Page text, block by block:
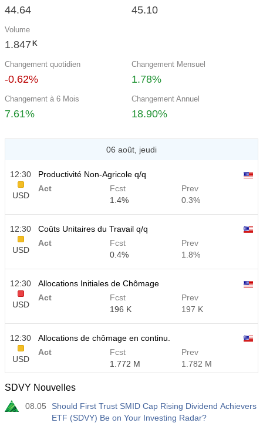
44.64 45.10
Volume
1.847 K
Changement quotidien
-0.62%
Changement Mensuel
1.78%
Changement à 6 Mois
7.61%
Changement Annuel
18.90%
06 août, jeudi
12:30
USD
Productivité Non-Agricole q/q
Act
Fcst
1.4%
Prev
0.3%
12:30
USD
Coûts Unitaires du Travail q/q
Act
Fcst
0.4%
Prev
1.8%
12:30
USD
Allocations Initiales de Chômage
Act
Fcst
196 K
Prev
197 K
12:30
USD
Allocations de chômage en continu.
Act
Fcst
1.772 M
Prev
1.782 M
SDVY Nouvelles
08.05
Should First Trust SMID Cap Rising Dividend Achievers
ETF (SDVY) Be on Your Investing Radar?